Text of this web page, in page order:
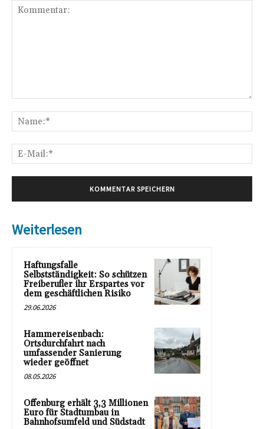
Weiterlesen
Haftungsfalle
Selbstständigkeit: So schützen
Freiberufler ihr Erspartes vor
dem geschäftlichen Risiko
29.06.2026
Hammereisenbach:
Ortsdurchfahrt nach
umfassender Sanierung
wieder geöffnet
08.05.2026
Offenburg erhält 3,3 Millionen
Euro für Stadtumbau in
Bahnhofsumfeld und Südstadt